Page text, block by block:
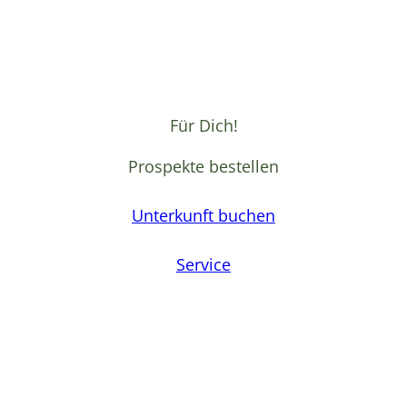
Für Dich!
Prospekte bestellen
Unterkunft buchen
Service